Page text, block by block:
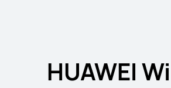
HUAWEI